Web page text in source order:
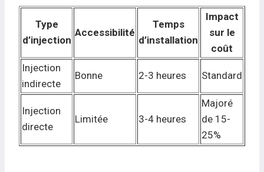
Type
d’injection
Accessibilité
Temps
d’installation
Impact
sur le
coût
Injection
indirecte
Bonne 2-3 heures Standard
Injection
directe
Limitée 3-4 heures
Majoré
de 15-
25%